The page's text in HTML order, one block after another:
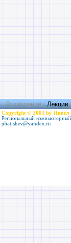
Оглавление Лекции
Copyright © 2003 by Павел
Региональный
pbatishev@yandex.ru